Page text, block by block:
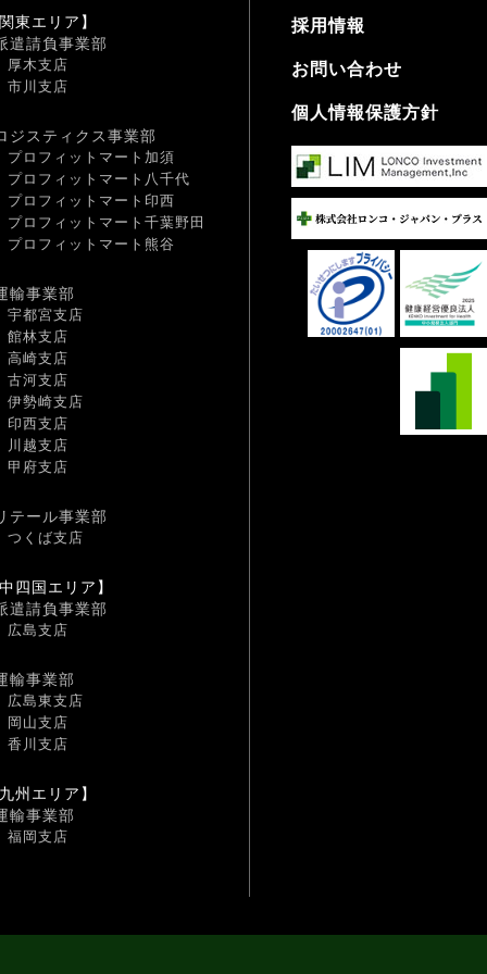
東エリア】
遣請負事業部
厚木支店
市川支店
ジスティクス事業部
プロフィットマート加須
プロフィットマート八千代
プロフィットマート印西
プロフィットマート千葉野田
プロフィットマート熊谷
輸事業部
宇都宮支店
館林支店
高崎支店
古河支店
伊勢崎支店
印西支店
川越支店
甲府支店
テール事業部
つくば支店
四国エリア】
遣請負事業部
広島支店
輸事業部
広島東支店
岡山支店
香川支店
州エリア】
輸事業部
福岡支店
採用情報
お問い合わせ
個人情報保護方針